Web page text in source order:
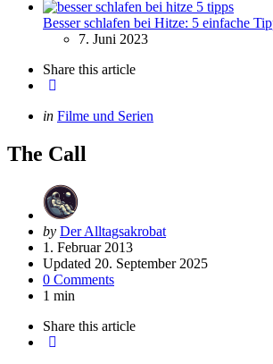
Besser schlafen bei Hitze: 5 einfache
7. Juni 2023
Share this article
Categories
Posted
in Filme und Serien
The Call
Posted
by
by Der Alltagsakrobat
1. Februar 2013
Updated 20. September 2025
0 Comments
1 min
Share this article